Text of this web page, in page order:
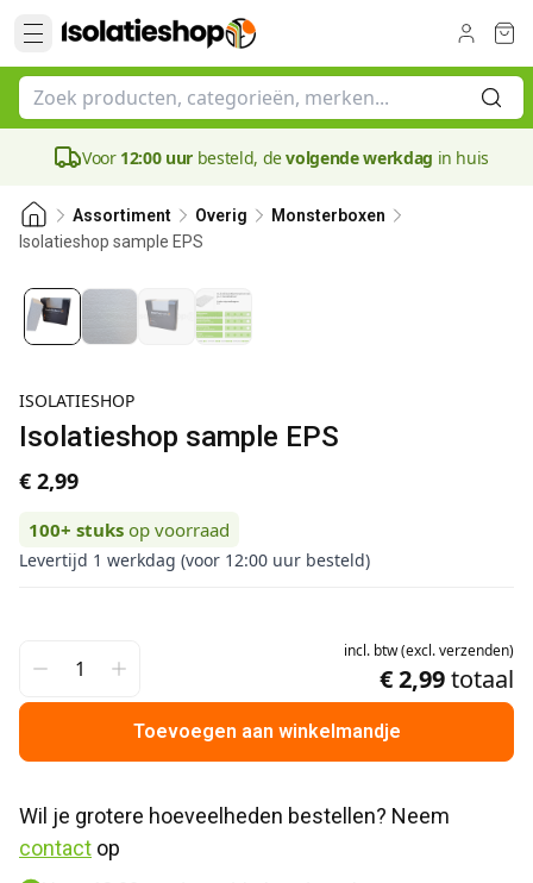
Voor 12:00 uur besteld, devolgende werkdag in huis
Assortiment Overig
Monsterboxen
Isolatieshop sample EPS
ISOLATIESHOP
Isolatieshop sample EPS
€ 2,99
100+ stuks op voorraad
Levertijd 1 werkdag (voor 12:00 uur besteld)
incl. btw(excl.verzenden)
€ 2,99totaal
Toevoegen aan winkelmandje
contact op